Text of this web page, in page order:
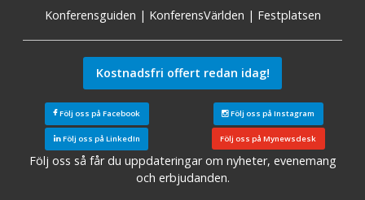
Konferensguiden | KonferensVärlden | Festplatsen
Kostnadsfri offert redan idag!
Följ oss på Facebook Följ oss på Instagram
Följ oss på LinkedIn Följ oss på Mynewsdesk
Följ oss så får du uppdateringar om nyheter, evenemang
och erbjudanden.